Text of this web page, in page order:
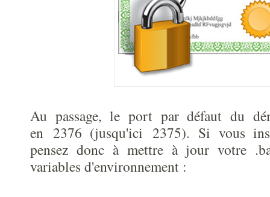
Au passage, le port par défaut du
en 2376 (jusqu'ici2375). Si vous
pensez donc à mettre à jour votre
variables d'environnement :